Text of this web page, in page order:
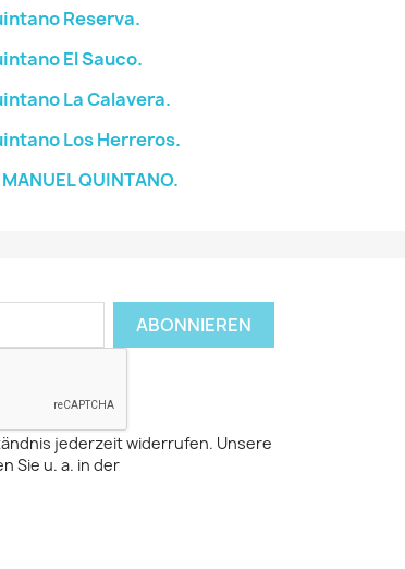
Reserva.
El Sauco.
La Calavera.
Los Herreros.
QUINTANO.
jederzeit widerrufen. Unsere
Sie u. a. in der